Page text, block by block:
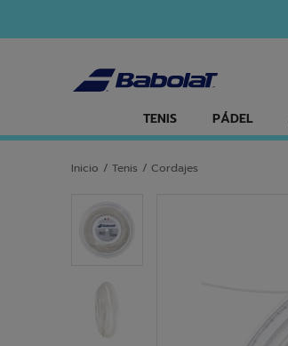
TENIS PÁDEL
Inicio / Tenis / Cordajes